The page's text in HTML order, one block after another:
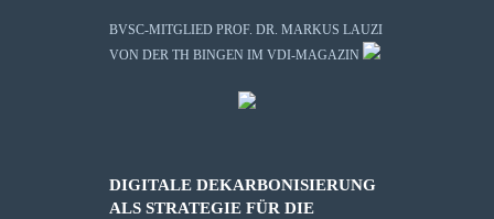
BVSC-MITGLIED PROF. DR. MARKUS LAUZI
VON DER TH BINGEN IM VDI-MAGAZIN
DIGITALE DEKARBONISIERUNG
ALS STRATEGIE FÜR DIE